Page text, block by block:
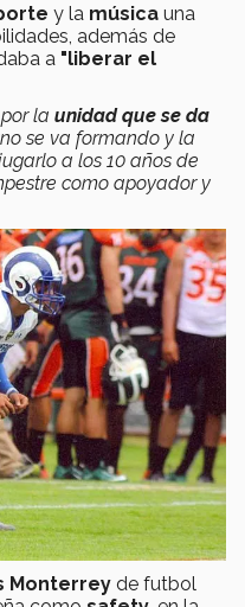
y la música una
además de
a "liberar el
por la unidad que se da
se va formando y la
a los 10 años de
como apoyador y
Monterrey de futbol